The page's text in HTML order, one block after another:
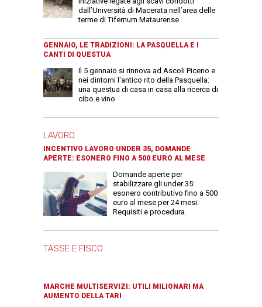
dall’Università di Macerata nell’area delle
terme di Tifernum Mataurense
GENNAIO, LE TRADIZIONI: LA PASQUELLA E I
CANTI DI QUESTUA
Il 5 gennaio si rinnova ad Ascoli Piceno e
nei dintorni l'antico rito della Pasquella:
una questua di casa in casa alla ricerca di
cibo e vino
LAVORO
INCENTIVO LAVORO UNDER 35, DOMANDE
APERTE: ESONERO FINO A 500 EURO AL MESE
Domande aperte per
stabilizzare gli under 35:
esonero contributivo fino a 500
euro al mese per 24 mesi.
Requisiti e procedura.
TASSE E FISCO
MARCHE MULTISERVIZI: UTILI MILIONARI MA
AUMENTO DELLA TARI